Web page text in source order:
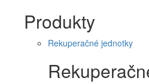
Produkty
Rekuperačné jednotky